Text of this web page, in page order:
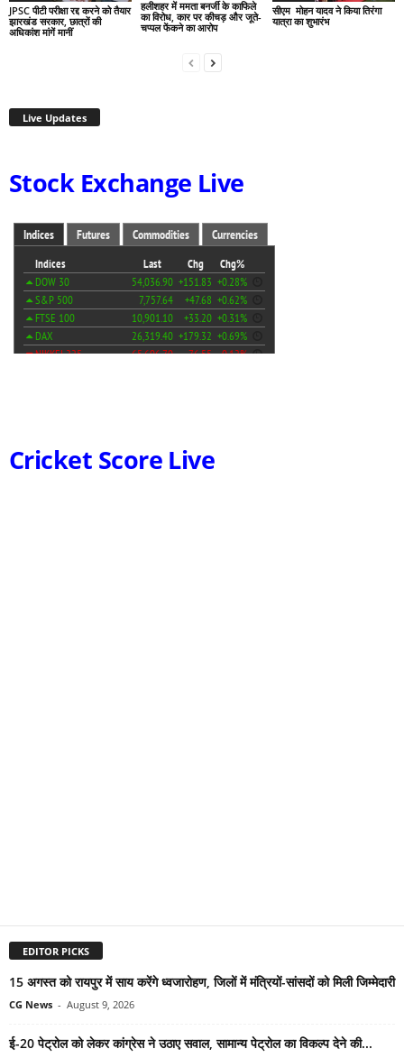
JPSC पीटी परीक्षा रद्द करने को तैयार
झारखंड सरकार, छात्रों की
अधिकांश मांगें मानीं
हलीशहर में ममता बनर्जी के काफिले
का विरोध, कार पर कीचड़ और जूते-
चप्पल फेंकने का आरोप
सीएम मोहन यादव ने किया तिरंगा
यात्रा का शुभारंभ
Live Updates
Stock Exchange Live
Cricket Score Live
EDITOR PICKS
15 अगस्त को रायपुर में साय करेंगे ध्वजारोहण, जिलों में मंत्रियों-सांसदों को मिली जिम्मेदारी
CG News - August 9, 2026
ई-20 पेट्रोल को लेकर कांग्रेस ने उठाए सवाल, सामान्य पेट्रोल का विकल्प देने की...